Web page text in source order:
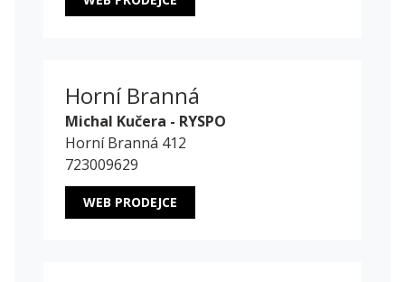
Horní Branná
Michal Kučera - RYSPO
Horní Branná 412
723009629
WEB PRODEJCE